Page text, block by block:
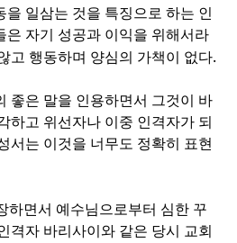
을 일삼는 것을 특징으로 하는 인
은 자기 성공과 이익을 위해서라
고 행동하며 양심의 가책이 없다.
좋은 말을 인용하면서 그것이 바
하고 위선자나 이중 인격자가 되
서는 이것을 너무도 정확히 표현
하면서 예수님으로부터 심한 꾸
격자 바리사이와 같은 당시 교회